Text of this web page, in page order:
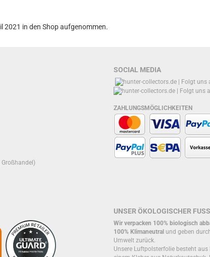
2021 in den Shop aufgenommen.
Großhandel)
SOCIAL MEDIA
ZAHLUNGSMÖGLICHKEITEN
UNSER ÖKOLOGISCHER
Wir verpacken 100% biologisch
100% Klimaneutral und geben
Umwelt zurück.
Unsere Luftpolsterfolie besteht